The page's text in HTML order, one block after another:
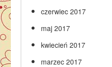
czerwiec 2017
maj 2017
kwiecień 2017
marzec 2017